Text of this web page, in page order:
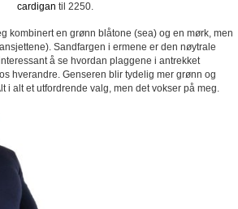
cardigan til 2250.
kombinert en grønn blåtone (sea) og en mørk, men
Sandfargen i ermene er den nøytrale
å se hvordan plaggene i antrekket
hverandre. Genseren blir tydelig mer grønn og
i alt et utfordrende valg, men det vokser på meg.